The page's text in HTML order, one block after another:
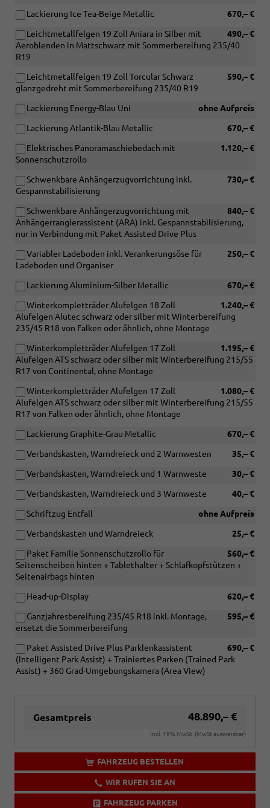
670,– €
Lackierung Ice Tea-Beige Metallic
490,– €
Leichtmetallfelgen 19 Zoll Aniara in Silber mit
Aeroblenden in Mattschwarz mit Sommerbereifung 235/40
R19
590,– €
Leichtmetallfelgen 19 Zoll Torcular Schwarz
glanzgedreht mit Sommerbereifung 235/40 R19
ohne Aufpreis
Lackierung Energy-Blau Uni
670,– €
Lackierung Atlantik-Blau Metallic
1.120,– €
Elektrisches Panoramaschiebedach mit
Sonnenschutzrollo
730,– €
Schwenkbare Anhängerzugvorrichtung inkl.
Gespannstabilisierung
840,– €
Schwenkbare Anhängerzugvorrichtung mit
Anhängerrangierassistent (ARA) inkl. Gespannstabilisierung,
nur in Verbindung mit Paket Assisted Drive Plus
250,– €
Variabler Ladeboden inkl. Verankerungsöse für
Ladeboden und Organiser
670,– €
Lackierung Aluminium-Silber Metallic
1.240,– €
Winterkompletträder Alufelgen 18 Zoll
Alufelgen Alutec schwarz oder silber mit Winterbereifung
235/45 R18 von Falken oder ähnlich, ohne Montage
1.195,– €
Winterkompletträder Alufelgen 17 Zoll
Alufelgen ATS schwarz oder silber mit Winterbereifung 215/55
R17 von Continental, ohne Montage
1.080,– €
Winterkompletträder Alufelgen 17 Zoll
Alufelgen ATS schwarz oder silber mit Winterbereifung 215/55
R17 von Falken oder ähnlich, ohne Montage
670,– €
Lackierung Graphite-Grau Metallic
35,– €
Verbandskasten, Warndreieck und 2 Warnwesten
30,– €
Verbandskasten, Warndreieck und 1 Warnweste
40,– €
Verbandskasten, Warndreieck und 3 Warnweste
ohne Aufpreis
Schriftzug Entfall
25,– €
Verbandskasten und Warndreieck
560,– €
Paket Familie Sonnenschutzrollo für
Seitenscheiben hinten + Tablethalter + Schlafkopfstützen +
Seitenairbags hinten
620,– €
Head-up-Display
595,– €
Ganzjahresbereifung 235/45 R18 inkl. Montage,
ersetzt die Sommerbereifung
690,– €
Paket Assisted Drive Plus Parklenkassistent
(Intelligent Park Assist) + Trainiertes Parken (Trained Park
Assist) + 360 Grad-Umgebungskamera (Area View)
Gesamtpreis 48.890,– €
incl. 19% MwSt. (MwSt ausweisbar)
FAHRZEUG BESTELLEN
WIR RUFEN SIE AN
FAHRZEUG PARKEN